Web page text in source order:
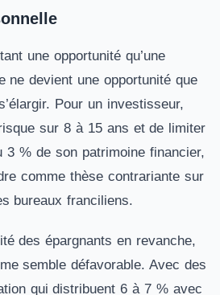
une opportunité qu’une
ne devient une opportunité que
Pour un investisseur,
sur 8 à 15 ans et de limiter
3 % de son patrimoine financier,
comme thèse contrariante sur
bureaux franciliens.
des épargnants en revanche,
semble défavorable. Avec des
qui distribuent 6 à 7 % avec